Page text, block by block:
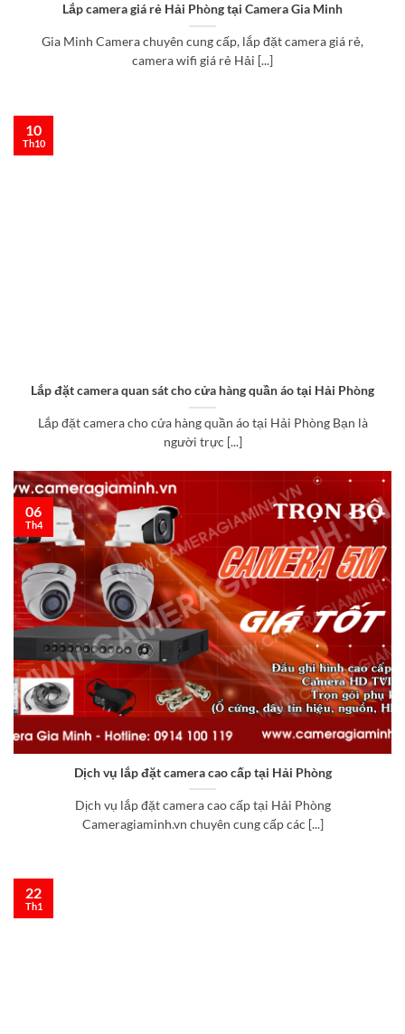
Lắp camera giá rẻ Hải Phòng tại Camera Gia Minh
Gia Minh Camera chuyên cung cấp, lắp đặt camera giá rẻ,
camera wifi giá rẻ Hải [...]
Lắp đặt camera quan sát cho cửa hàng quần áo tại Hải Phòng
Lắp đặt camera cho cửa hàng quần áo tại Hải Phòng Bạn là
người trực [...]
10
Th10
Dịch vụ lắp đặt camera cao cấp tại Hải Phòng
Dịch vụ lắp đặt camera cao cấp tại Hải Phòng
Cameragiaminh.vn chuyên cung cấp các [...]
06
Th4
22
Th1